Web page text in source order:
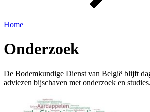
Home
Onderzoek
De Bodemkundige Dienst van België blijft
adviezen bijschaven met onderzoek en studies.